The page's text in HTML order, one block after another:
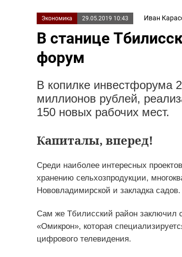
Экономика 29.05.2019 10:43 Иван
В станице
форум
В копилке инвестфорума
миллионов рублей,
150 новых рабочих мест.
Капиталы, вперед!
Среди наиболее интересных
хранению сельхозпродукции,
Нововладимирской и закладка садов.
Сам же Тбилисский район заключил
«Омикрон», которая
цифрового телевидения.